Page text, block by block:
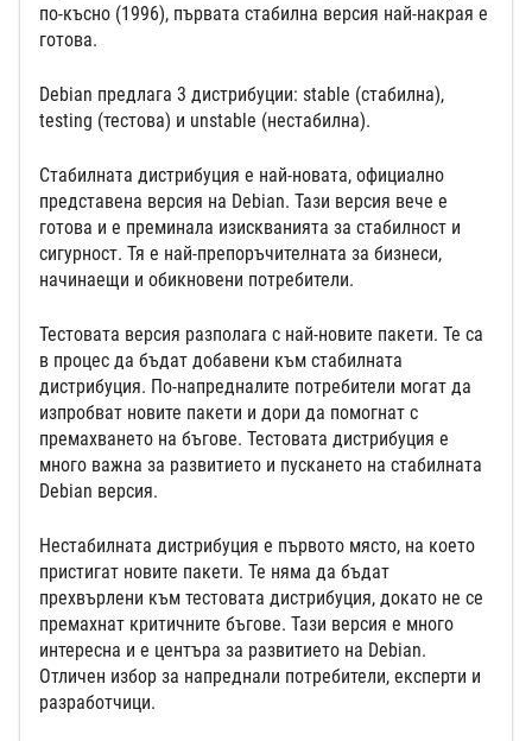
по-късно (1996), първата стабилна версия най-накрая е
готова.
Debian предлага 3 дистрибуции: stable (стабилна),
testing (тестова) и unstable (нестабилна).
Стабилната дистрибуция е най-новата, официално
представена версия на Debian. Тази версия вече е
готова и е преминала изискванията за стабилност и
сигурност. Тя е най-препоръчителната за бизнеси,
начинаещи и обикновени потребители.
Тестовата версия разполага с най-новите пакети. Те са
в процес да бъдат добавени към стабилната
дистрибуция. По-напредналите потребители могат да
изпробват новите пакети и дори да помогнат с
премахването на бъгове. Тестовата дистрибуция е
много важна за развитието и пускането на стабилната
Debian версия.
Нестабилната дистрибуция е първото място, на което
пристигат новите пакети. Те няма да бъдат
прехвърлени към тестовата дистрибуция, докато не се
премахнат критичните бъгове. Тази версия е много
интересна и е центъра за развитието на Debian.
Отличен избор за напреднали потребители, експерти и
разработчици.